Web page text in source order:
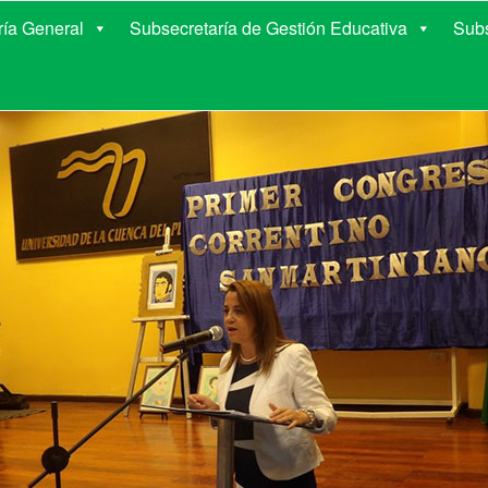
EDUCACIÓN DE
General Subsecretaría de Gestión Educativa